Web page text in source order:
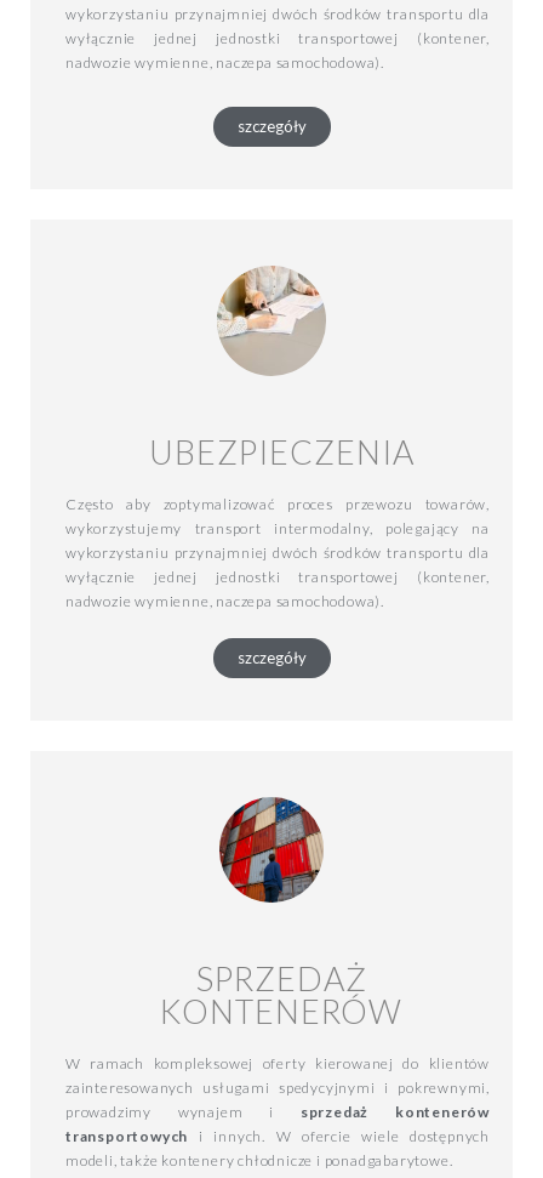
wykorzystaniu przynajmniej dwóch środków transportu dla
wyłącznie jednej jednostki transportowej (kontener,
nadwozie wymienne, naczepa samochodowa).
szczegóły
UBEZPIECZENIA
Często aby zoptymalizować proces przewozu towarów,
wykorzystujemy transport intermodalny, polegający na
wykorzystaniu przynajmniej dwóch środków transportu dla
wyłącznie jednej jednostki transportowej (kontener,
nadwozie wymienne, naczepa samochodowa).
szczegóły
SPRZEDAŻ
KONTENERÓW
W ramach kompleksowej oferty kierowanej do klientów
zainteresowanych usługami spedycyjnymi i pokrewnymi,
prowadzimy wynajem i sprzedaż kontenerów
transportowych i innych. W ofercie wiele dostępnych
modeli, także kontenery chłodnicze i ponadgabarytowe.